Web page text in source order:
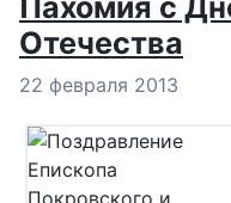
Отечества
Информация о
22 февраля 2013